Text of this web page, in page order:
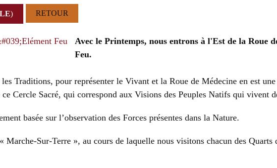
) RETOUR
Avec le Printemps, nous entrons à l'Est de la Roue
Feu.
Traditions, pour représenter le Vivant et la Roue de Médecine en est
Cercle Sacré, qui correspond aux Visions des Peuples Natifs qui vivent
basée sur l’observation des Forces présentes dans la Nature.
Marche-Sur-Terre », au cours de laquelle nous visitons chacun des